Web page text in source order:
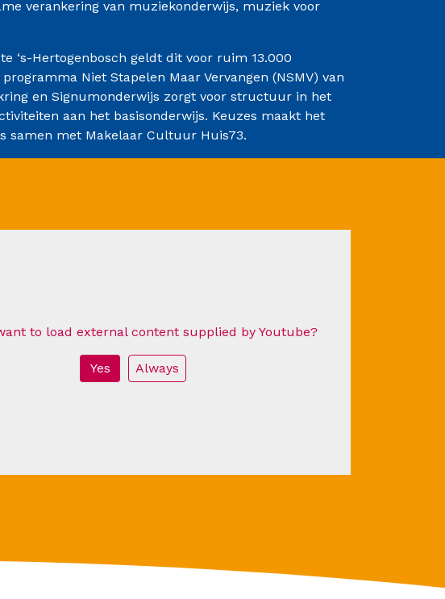
verankering van muziekonderwijs, muziek voor
‘s-Hertogenbosch geldt dit voor ruim 13.000
Niet Stapelen Maar Vervangen (NSMV) van
en Signumonderwijs zorgt voor structuur in het
aan het basisonderwijs. Keuzes maakt het
samen met Makelaar Cultuur Huis73.
to load external content supplied by Youtube?
Yes Always